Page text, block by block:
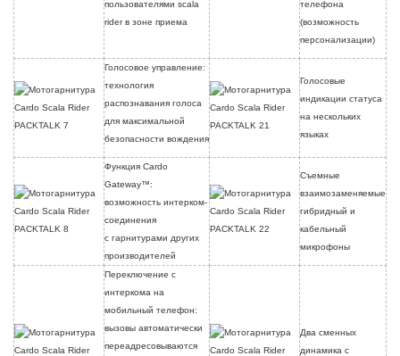
пользователями scala
rider в зоне приема
телефона
(возможность
персонализации)
Голосовое управление:
технология
распознавания голоса
для максимальной
безопасности вождения
Голосовые
индикации статуса
на нескольких
языках
Функция Cardo
Gateway™:
возможность интерком-
соединения
с гарнитурами других
производителей
Съемные
взаимозаменяемые
гибридный и
кабельный
микрофоны
Переключение с
интеркома на
мобильный телефон:
вызовы автоматически
переадресовываются
Два сменных
динамика с